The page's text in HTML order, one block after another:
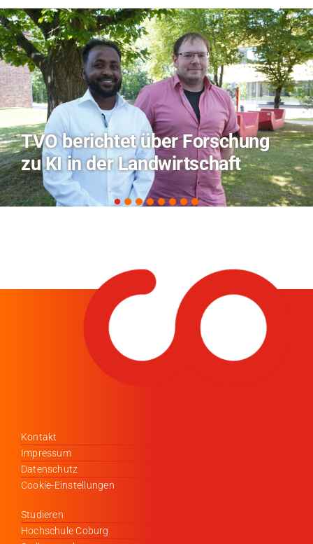
Hitze-Aktionstag: Hochschule
Coburg im Radio Bamberg
Kontakt
Impressum
Datenschutz
Cookie-Einstellungen
Studieren
Hochschule Coburg